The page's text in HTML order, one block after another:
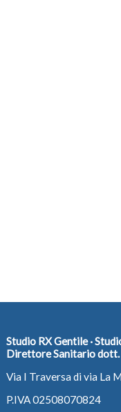
Studio RX Gentile ·
Direttore Sanitario
Via I Traversa di via La
P.IVA 02508070824